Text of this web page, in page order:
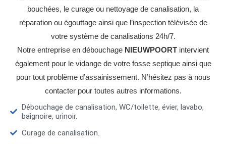
bouchées, le curage ou nettoyage de canalisation, la
réparation ou égouttage ainsi que l’inspection télévisée de
votre système de canalisations 24h/7.
Notre entreprise en débouchage NIEUWPOORT intervient
également pour le vidange de votre fosse septique ainsi que
pour tout problème d’assainissement. N’hésitez pas à nous
contacter pour toutes autres informations.
Débouchage de canalisation, WC/toilette, évier, lavabo,
baignoire, urinoir.
Curage de canalisation.